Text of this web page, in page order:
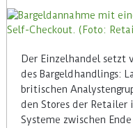
Der Einzelhandel setzt
des Bargeldhandlings:
britischen
den Stores der Retailer
Systeme zwischen